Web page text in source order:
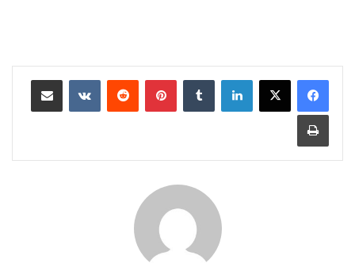
لينكدإن بينتيريست مشاركة عبر البريد
طباعة